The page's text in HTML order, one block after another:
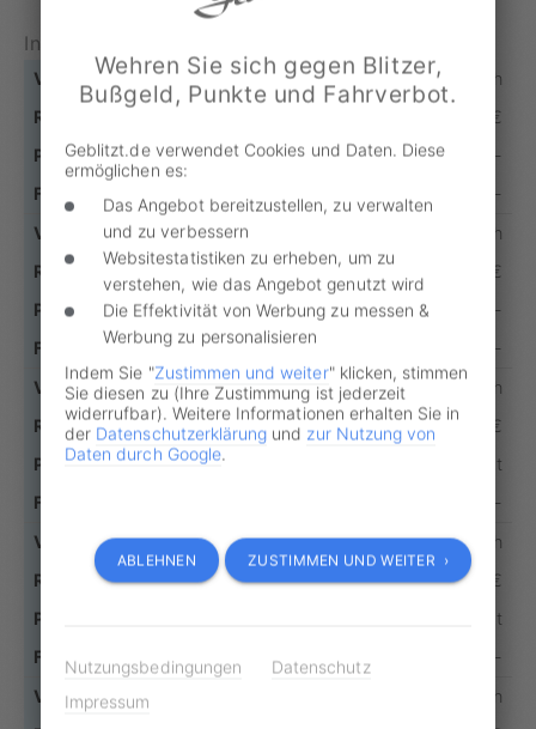
Innerorts
Bis 10 km/h
40 €
-
-
11 - 15 km/h
60 €
-
-
16 - 20 km/h
160 €
1 Punkt
-
21 - 25 km/h
175 €
1 Punkt
-
26 - 30 km /h
Wehren Sie sich gegen Blitzer,
Bußgeld, Punkte und Fahrverbot.
Geblitzt.de verwendet Cookies und Daten. Diese
ermöglichen es:
Das Angebot bereitzustellen, zu verwalten
und zu verbessern
Websitestatistiken zu erheben, um zu
verstehen, wie das Angebot genutzt wird
Die Effektivität von Werbung zu messen &
Werbung zu personalisieren
Indem Sie "Zustimmen und weiter" klicken, stimmen
Sie diesen zu (Ihre Zustimmung ist jederzeit
widerrufbar). Weitere Informationen erhalten Sie in
der Datenschutzerklärung und zur Nutzung von
Daten durch Google.
ABLEHNEN ZUSTIMMEN UND WEITER ›
Nutzungsbedingungen
Datenschutz
Impressum